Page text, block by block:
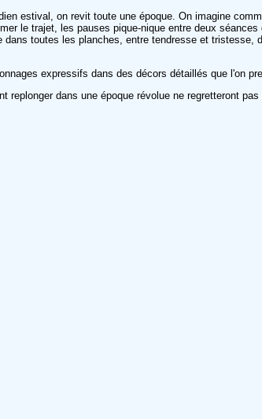
estival, on revit toute une époque. On imagine
le trajet, les pauses pique-nique entre deux séances
toutes les planches, entre tendresse et tristesse,
expressifs dans des décors détaillés que l'on
dans une époque révolue ne regretteront